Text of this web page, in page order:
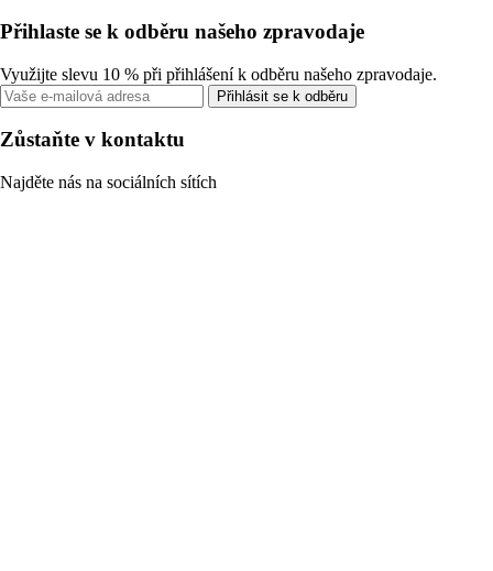
Přihlaste se k odběru našeho zpravodaje
Využijte slevu 10 % při přihlášení k odběru našeho zpravodaje.
Přihlásit se k odběru
Zůstaňte v kontaktu
Najděte nás na sociálních sítích